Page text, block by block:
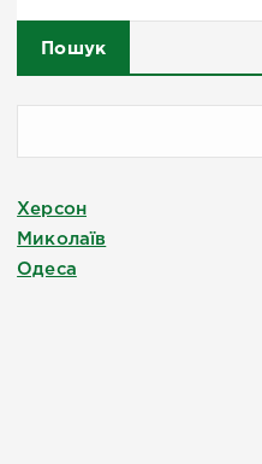
Пошук
Херсон
Миколаїв
Одеса